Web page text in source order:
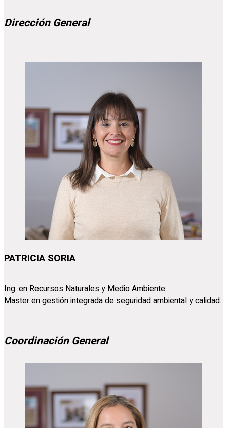
Dirección General
PATRICIA SORIA
Ing. en Recursos Naturales y Medio Ambiente.
Master en gestión integrada de seguridad ambiental y calidad.
Coordinación General